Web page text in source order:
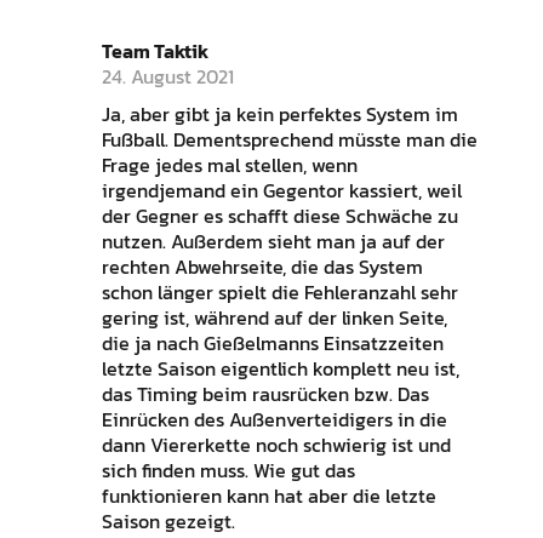
Team Taktik
24. August 2021
Ja, aber gibt ja kein perfektes System im
Fußball. Dementsprechend müsste man die
Frage jedes mal stellen, wenn
irgendjemand ein Gegentor kassiert, weil
der Gegner es schafft diese Schwäche zu
nutzen. Außerdem sieht man ja auf der
rechten Abwehrseite, die das System
schon länger spielt die Fehleranzahl sehr
gering ist, während auf der linken Seite,
die ja nach Gießelmanns Einsatzzeiten
letzte Saison eigentlich komplett neu ist,
das Timing beim rausrücken bzw. Das
Einrücken des Außenverteidigers in die
dann Viererkette noch schwierig ist und
sich finden muss. Wie gut das
funktionieren kann hat aber die letzte
Saison gezeigt.